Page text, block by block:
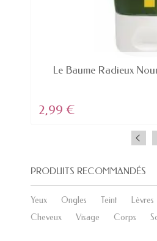
EN
Le Baume Radieux
2,99 €
PRODUITS RECOMMANDÉS
Yeux Ongles Teint Lèvres
Cheveux
Visage Corps